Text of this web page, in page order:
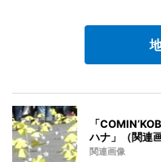
「
ハナ」（関連画
関連画像